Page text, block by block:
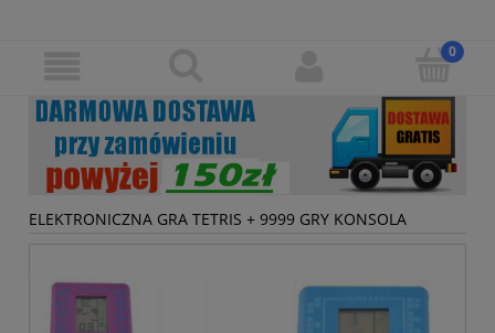
ELEKTRONICZNA GRA TETRIS + 9999 GRY KONSOLA